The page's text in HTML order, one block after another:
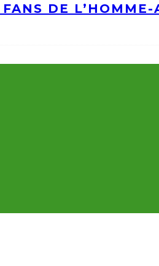
DE L’HOMME-